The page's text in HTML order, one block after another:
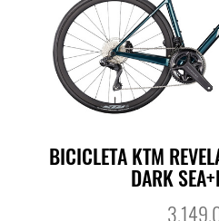
BICICLETA KTM
DARK